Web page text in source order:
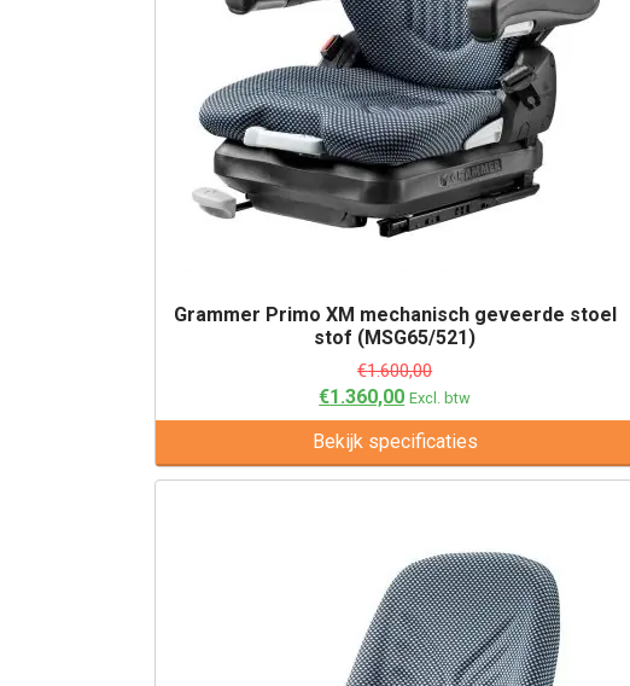
Grammer Primo XM mechanisch geveerde stoel
stof (MSG65/521)
€1.600,00
€1.360,00 Excl. btw
Bekijk specificaties